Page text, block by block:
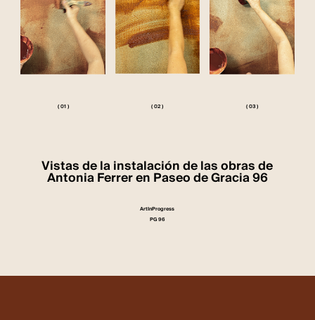
( 01 ) ( 02 ) ( 03 )
Vistas de la instalación de las obras de
Antonia Ferrer en Paseo de Gracia 96
ArtInProgress
PG 96